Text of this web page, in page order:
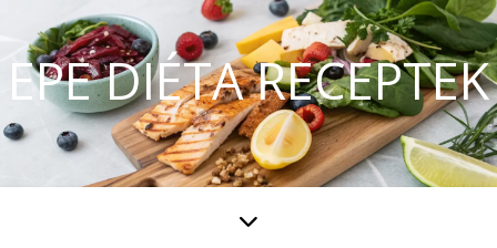
EPE DIÉTA RECEPTEK